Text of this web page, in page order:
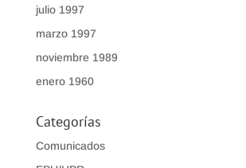
julio 1997
marzo 1997
noviembre 1989
enero 1960
Categorías
Comunicados